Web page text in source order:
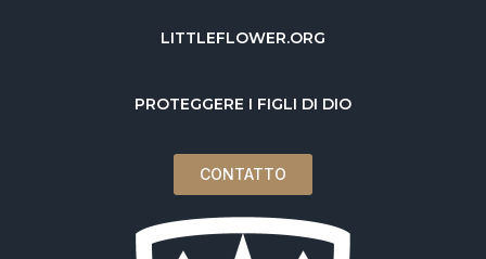
LITTLEFLOWER.ORG
PROTEGGERE I FIGLI DI DIO
CONTATTO